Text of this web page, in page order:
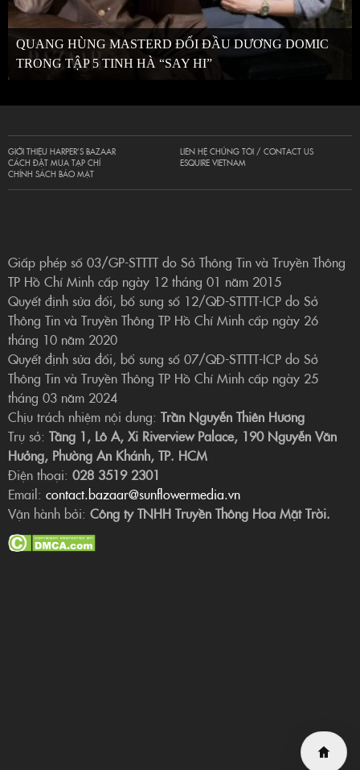
QUANG HÙNG MASTERD ĐỐI ĐẦU DƯƠNG DOMIC
TRONG TẬP 5 TINH HÀ “SAY HI”
GIỚI THIỆU HARPER’S BAZAAR
CÁCH ĐẶT MUA TẠP CHÍ
CHÍNH SÁCH BẢO MẬT
LIÊN HỆ CHÚNG TÔI / CONTACT US
ESQUIRE VIETNAM
Giấp phép số 03/GP-STTTT do Sở Thông Tin và Truyền Thông
TP Hồ Chí Minh cấp ngày 12 tháng 01 năm 2015
Quyết định sửa đổi, bổ sung số 12/QĐ-STTTT-ICP do Sở
Thông Tin và Truyền Thông TP Hồ Chí Minh cấp ngày 26
tháng 10 năm 2020
Quyết định sửa đổi, bổ sung số 07/QĐ-STTTT-ICP do Sở
Thông Tin và Truyền Thông TP Hồ Chí Minh cấp ngày 25
tháng 03 năm 2024
Chịu trách nhiệm nội dung: Trần Nguyễn Thiên Hương
Trụ sở: Tầng 1, Lô A, Xi Riverview Palace, 190 Nguyễn Văn
Hưởng, Phường An Khánh, TP. HCM
Điện thoại: 028 3519 2301
Email: contact.bazaar@sunflowermedia.vn
Vận hành bởi: Công ty TNHH Truyền Thông Hoa Mặt Trời.